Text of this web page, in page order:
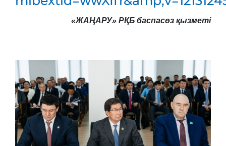
«ЖАҢАРУ» РҚБ баспасөз қызметі